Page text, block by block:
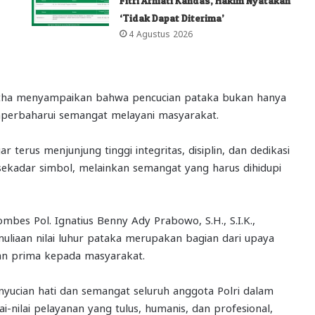
‘Tidak Dapat Diterima’
4 Agustus 2026
menyampaikan bahwa pencucian pataka bukan hanya
semangat melayani masyarakat.
terus menjunjung tinggi integritas, disiplin, dan dedikasi
simbol, melainkan semangat yang harus dihidupi
Pol. Ignatius Benny Ady Prabowo, S.H., S.I.K.,
nilai luhur pataka merupakan bagian dari upaya
prima kepada masyarakat.
hati dan semangat seluruh anggota Polri dalam
nilai pelayanan yang tulus, humanis, dan profesional,